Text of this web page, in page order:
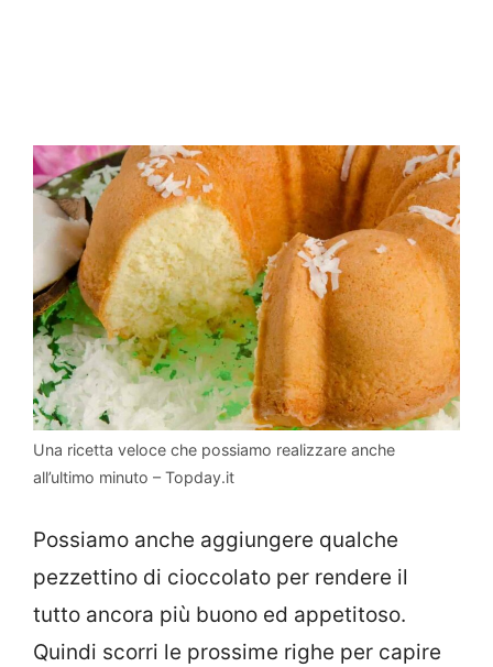
Una ricetta veloce che possiamo realizzare anche
all’ultimo minuto – Topday.it
Possiamo anche aggiungere qualche
pezzettino di cioccolato per rendere il
tutto ancora più buono ed appetitoso.
Quindi scorri le prossime righe per capire